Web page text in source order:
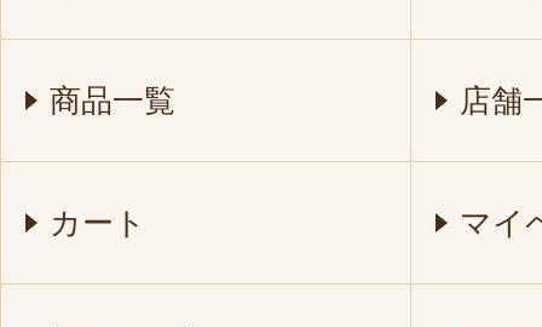
商品一覧 店舗
カート マイ